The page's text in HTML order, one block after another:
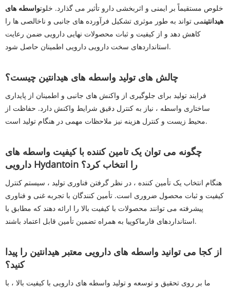
خلوص مستقیماً بر ایمنی و اثربخشی دارو تأثیر می گذارد. خلوتواسطه های
هیدانتینمی تواند به طور موثری تشکیل فرآورده های جانبی و ناخالصی ها را
کاهش دهد و از کیفیت و ثبات محصولات نهایی دارویی ضمن رعایت
استانداردهای سخت دارویی دارویی اطمینان حاصل شود.
چالش های تولید واسطه های هیدانتین چیست؟
فرایند تولید برای جلوگیری از واکنش های جانبی و اطمینان از پایداری
ساختاری واسطه ، نیاز به کنترل دقیق شرایط واکنش دارد. حفاظت از
محیط زیست و کنترل هزینه نیز ملاحظات مهمی در هنگام تولید است.
چگونه می توان یک تامین کننده با کیفیت واسطه های
دارویی Hydantoin را انتخاب کرد؟
هنگام انتخاب یک تأمین کننده ، در نظر گرفتن فناوری تولید ، سیستم کنترل
کیفیت و ثبات محصول ضروری است. تأمین کنندگان با تجربه غنی و فناوری
پیشرفته می توانند محصولات با کیفیت بالا را ارائه دهند که مطابق با
استانداردهای فارماکوپیا به همراه تضمین تأمین قابل اعتماد باشند.
از کجا می توانید واسطه های دارویی معتبر هیدانتین را پیدا
کنید؟
ما بر روی تحقیق و توسعه و تولید واسطه های دارویی با کیفیت بالا ، با